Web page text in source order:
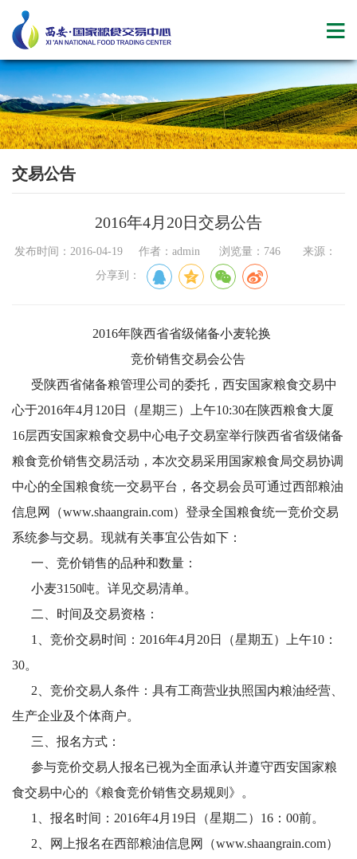
交易公告
2016年4月20日交易公告
发布时间：2016-04-19 作者：admin 浏览量：746 来源：
分享到：
2016年陕西省省级储备小麦轮换
竞价销售交易会公告
受陕西省储备粮管理公司的委托，西安国家粮食交易中
心于2016年4月120日（星期三）上午10:30在陕西粮食大厦
16层西安国家粮食交易中心电子交易室举行陕西省省级储备
粮食竞价销售交易活动，本次交易采用国家粮食局交易协调
中心的全国粮食统一交易平台，各交易会员可通过西部粮油
信息网（www.shaangrain.com）登录全国粮食统一竞价交易
系统参与交易。现就有关事宜公告如下：
一、竞价销售的品种和数量：
小麦3150吨。详见交易清单。
二、时间及交易资格：
1、竞价交易时间：2016年4月20日（星期五）上午10：
30。
2、竞价交易人条件：具有工商营业执照国内粮油经营、
生产企业及个体商户。
三、报名方式：
参与竞价交易人报名已视为全面承认并遵守西安国家粮
食交易中心的《粮食竞价销售交易规则》。
1、报名时间：2016年4月19日（星期二）16：00前。
2、网上报名在西部粮油信息网（www.shaangrain.com）